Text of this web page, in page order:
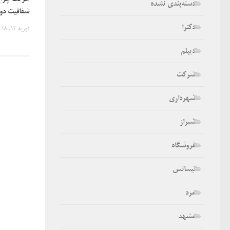
شفافیت
فوریه 13, 2018
دسته‌بندی نشده
دکترا
دیپلم
شرکت
شهرداری
شیراز
فروشگاه
لیسانس
مرد
مشهد